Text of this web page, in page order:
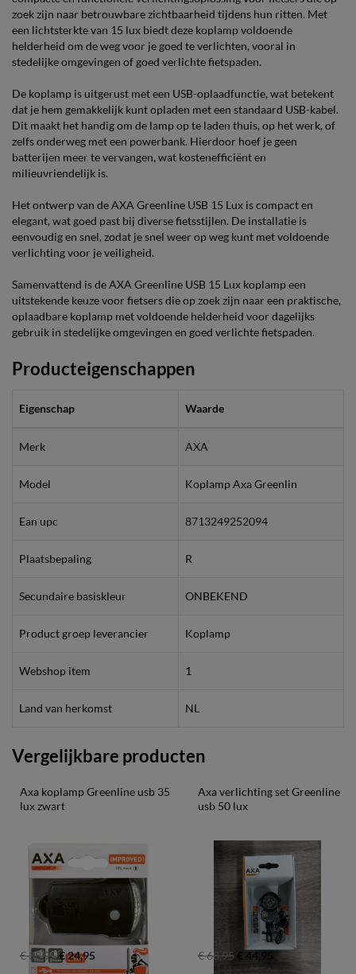
zoek zijn naar betrouwbare zichtbaarheid tijdens hun ritten. Met
een lichtsterkte van 15 lux biedt deze koplamp voldoende
helderheid om de weg voor je goed te verlichten, vooral in
stedelijke omgevingen of goed verlichte fietspaden.
De koplamp is uitgerust met een USB-oplaadfunctie, wat betekent
dat je hem gemakkelijk kunt opladen met een standaard USB-kabel.
Dit maakt het handig om de lamp op te laden thuis, op het werk, of
zelfs onderweg met een powerbank. Hierdoor hoef je geen
batterijen meer te vervangen, wat kostenefficiënt en
milieuvriendelijk is.
Het ontwerp van de AXA Greenline USB 15 Lux is compact en
elegant, wat goed past bij diverse fietsstijlen. De installatie is
eenvoudig en snel, zodat je snel weer op weg kunt met voldoende
verlichting voor je veiligheid.
Samenvattend is de AXA Greenline USB 15 Lux koplamp een
uitstekende keuze voor fietsers die op zoek zijn naar een praktische,
oplaadbare koplamp met voldoende helderheid voor dagelijks
gebruik in stedelijke omgevingen en goed verlichte fietspaden.
Producteigenschappen
Eigenschap Waarde
Merk AXA
Model Koplamp Axa Greenlin
Ean upc 8713249252094
Plaatsbepaling R
Secundaire basiskleur ONBEKEND
Product groep leverancier Koplamp
Webshop item 1
Land van herkomst NL
Vergelijkbare producten
Axa koplamp Greenline usb 35
lux zwart
€ 38,95€ 24,95
Axa verlichting set Greenline
usb 50 lux
€ 68,95 € 44,95